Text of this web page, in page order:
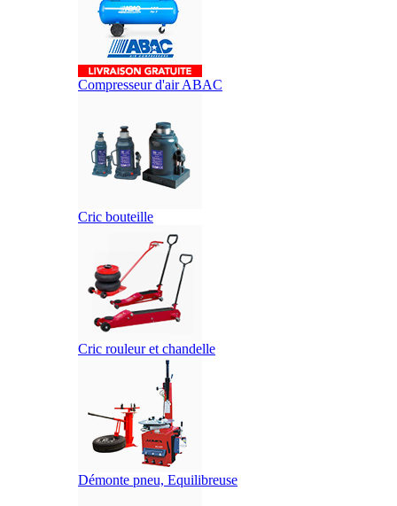
Compresseur d'air ABAC
Cric bouteille
Cric rouleur et chandelle
Démonte pneu, Equilibreuse